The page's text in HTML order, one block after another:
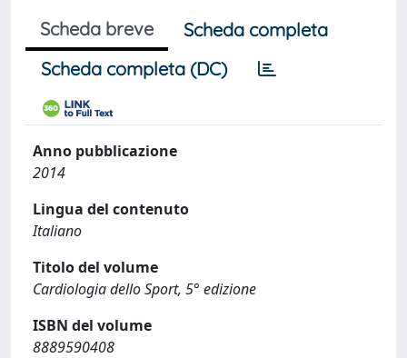
Scheda breve
Scheda completa
Scheda completa (DC)
Anno pubblicazione
2014
Lingua del contenuto
Italiano
Titolo del volume
Cardiologia dello Sport, 5° edizione
ISBN del volume
8889590408